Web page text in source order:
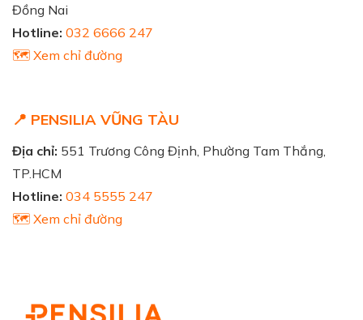
Đồng Nai
Hotline: 032 6666 247
🗺️ Xem chỉ đường
📍 PENSILIA VŨNG TÀU
Địa chỉ: 551 Trương Công Định, Phường Tam Thắng,
TP.HCM
Hotline: 034 5555 247
🗺️ Xem chỉ đường